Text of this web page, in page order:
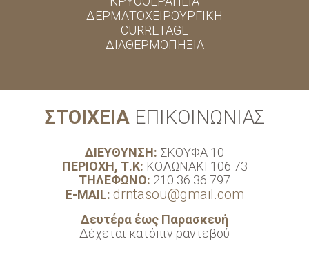
έκθεση στην υπεριώδη ακτινοβολία.
ΔΕΡΜΑΤΟΧΕΙΡΟΥΡΓΙΚΗ
CURRETAGE
ΔΙΑΘΕΡΜΟΠΗΞΙΑ
ΣΤΟΙΧΕΙΑΕΠΙΚΟΙΝΩΝΙΑΣ
ΔΙΕΥΘΥΝΣΗ: ΣΚΟΥΦΑ 10
ΠΕΡΙΟΧΗ, Τ.Κ: ΚΟΛΩΝΑΚΙ 106 73
ΤΗΛΕΦΩΝΟ: 210 36 36 797
E-MAIL: drntasou@gmail.com
Δευτέρα έως Παρασκευή
Δέχεται κατόπιν ραντεβού